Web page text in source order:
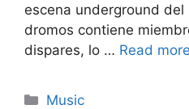
escena underground
dromos contiene
dispares, lo … Read more
Categories
Music